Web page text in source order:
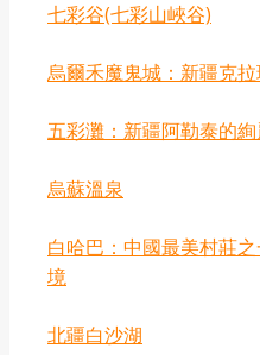
七彩谷‌(七彩山峽谷‌)
烏爾禾魔鬼城：新疆克
五彩灘：新疆阿勒泰的
‌烏蘇溫泉
白哈巴：中國最美村莊
境
北疆白沙湖